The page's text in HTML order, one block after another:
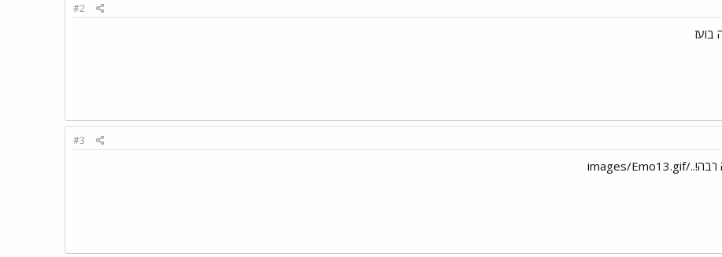
#2
#3